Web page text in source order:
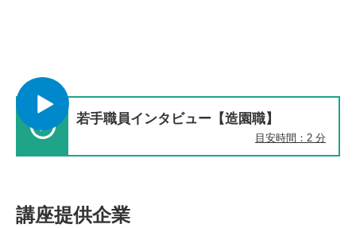
若手職員インタビュー【造園職】
目安時間：2 分
講座提供企業